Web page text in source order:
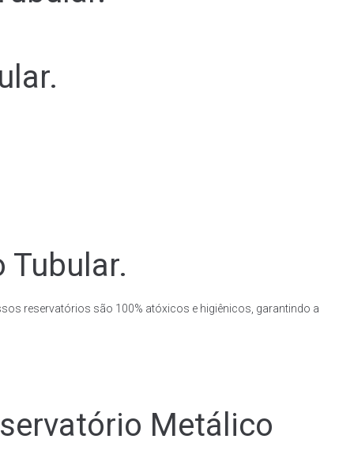
Tubular.
reservatórios são 100% atóxicos e higiênicos, garantindo a
Metálico